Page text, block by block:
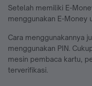
Setelah memiliki E-
menggunakan E-Money
Cara menggunakannya
menggunakan PIN.
mesin pembaca kartu,
terverifikasi.